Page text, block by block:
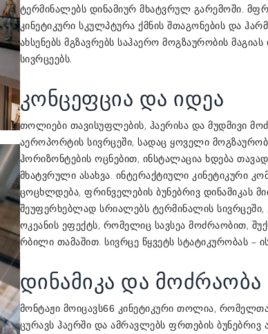
ტერმინალებს დინამიურ მხატვრულ გარემოში.
კინეტიკური სკულპტურა ქმნის შთაგონების და
ახსენებს მგზავრებს საჰაერო მოგზაურობის
სივრცეებს.
კონცეფცია და იდეა
თოლიები თავისუფლების, ჰაერისა და მუდმივი
აეროპორტის სივრცეში, სადაც ყოველი
ჰორიზონტების ოცნებით, ინსტალაცია ხდება
მხატვრული ასახვა. ინტერაქტიული კინეტიკური
ცოცხლდება, ფრინველების ბუნებრივ დინამიკას
შეუფერხებლად სრიალებს ტერმინალის სივრცეში,
ოკეანის ეფექტს, რომელიც სავსეა მოძრაობით,
რბილი თამაშით. სივრცე წყვეტს სტატიკურობას – ის
დინამიკა და მოძრაობა
მონტაჟი მოიცავს66 კინეტიკური თოლია,
ცურავს ჰაერში და ამრავლებს ფრთების ბუნებრივ